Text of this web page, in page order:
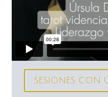
SESIONES CON